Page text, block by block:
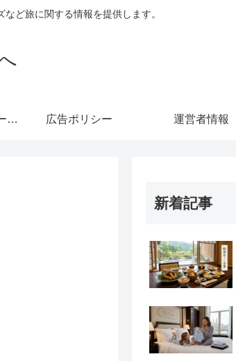
ど旅に関する情報を提供します。
プライバシーポリシー・免責事項 広告ポリシー 運営者情報
新着記事